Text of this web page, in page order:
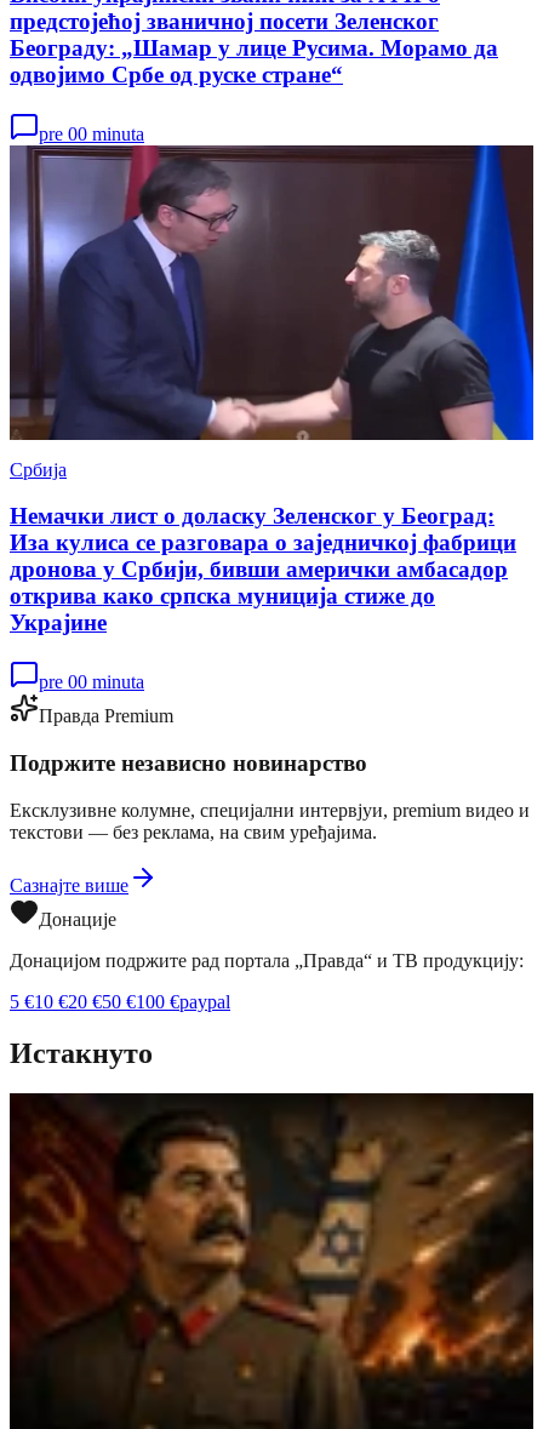
предстојећој званичној посети Зеленског
Београду: „Шамар у лице Русима. Морамо да
одвојимо Србе од руске стране“
pre 00 minuta
Србија
Немачки лист о доласку Зеленског у Београд:
Иза кулиса се разговара о заједничкој фабрици
дронова у Србији, бивши амерички амбасадор
открива како српска муниција стиже до
Украјине
pre 00 minuta
Правда Premium
Подржите независно новинарство
Ексклузивне колумне, специјални интервјуи, premium видео и
текстови — без реклама, на свим уређајима.
Сазнајте више
Донације
Донацијом подржите рад портала „Правда“ и ТВ продукцију:
5 €10 €20 €50 €100 €paypal
Истакнуто